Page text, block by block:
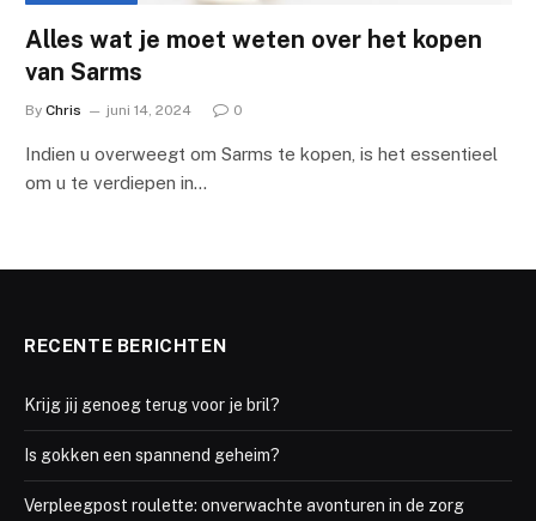
Alles wat je moet weten over het kopen
van Sarms
By Chris juni 14, 2024 0
Indien u overweegt om Sarms te kopen, is het essentieel
om u te verdiepen in…
RECENTE BERICHTEN
Krijg jij genoeg terug voor je bril?
Is gokken een spannend geheim?
Verpleegpost roulette: onverwachte avonturen in de zorg